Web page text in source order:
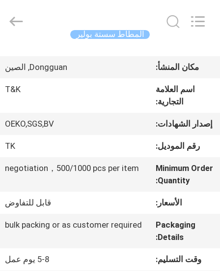
المنتجات
حول
المعمل
ضبط
Garment
Accessories
المطاط سستة بولير
مكان المنشأ: Dongguan, الصين
اسم العلامة
التجارية:
T&K
إصدار الشهادات: OEKO,SGS,BV
رقم الموديل: TK
Minimum Order
Quantity:
negotiation，500/1000 pcs per item
الأسعار: قابل للتفاوض
Packaging
Details:
bulk packing or as customer required
وقت التسليم: 5-8 يوم عمل